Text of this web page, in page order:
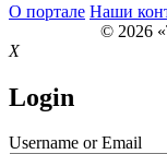
О портале Наши
© 2026
X
Login
Username or Email